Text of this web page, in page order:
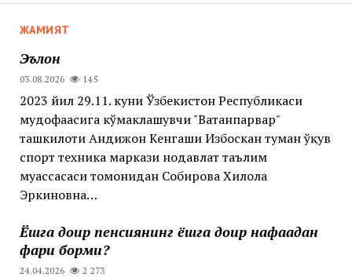
ЖАМИЯТ
Эълон
03.08.2026 145
2023 йил 29.11. куни Ўзбекистон Республикаси
мудофаасига кўмаклашувчи "Ватанпарвар"
ташкилоти Андижон Кенгаши Избоскан туман ўқув
спорт техника маркази нодавлат таълим
муассасаси томонидан Собирова Хилола
Эркиновна…
Ёшга доир пенсиянинг ёшга доир нафақадан
фарқи борми?
24.04.2026 2 273